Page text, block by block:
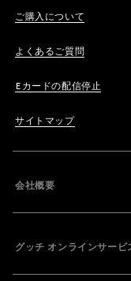
ご購入について
よくあるご質問
Eカードの配信停止
サイトマップ
会社概要
グッチ オンラインサービ